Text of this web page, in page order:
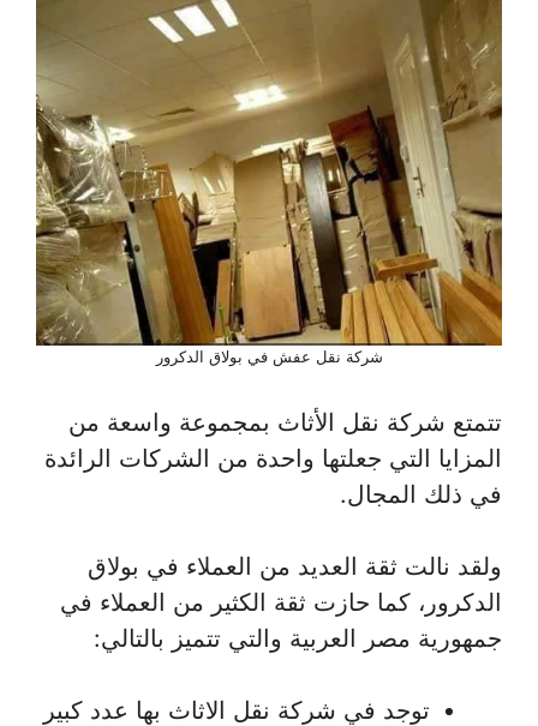
شركة نقل عفش في بولاق الدكرور
تتمتع شركة نقل الأثاث بمجموعة واسعة من
المزايا التي جعلتها واحدة من الشركات الرائدة
في ذلك المجال.
ولقد نالت ثقة العديد من العملاء في بولاق
الدكرور، كما حازت ثقة الكثير من العملاء في
جمهورية مصر العربية والتي تتميز بالتالي:
توجد في شركة نقل الاثاث بها عدد كبير